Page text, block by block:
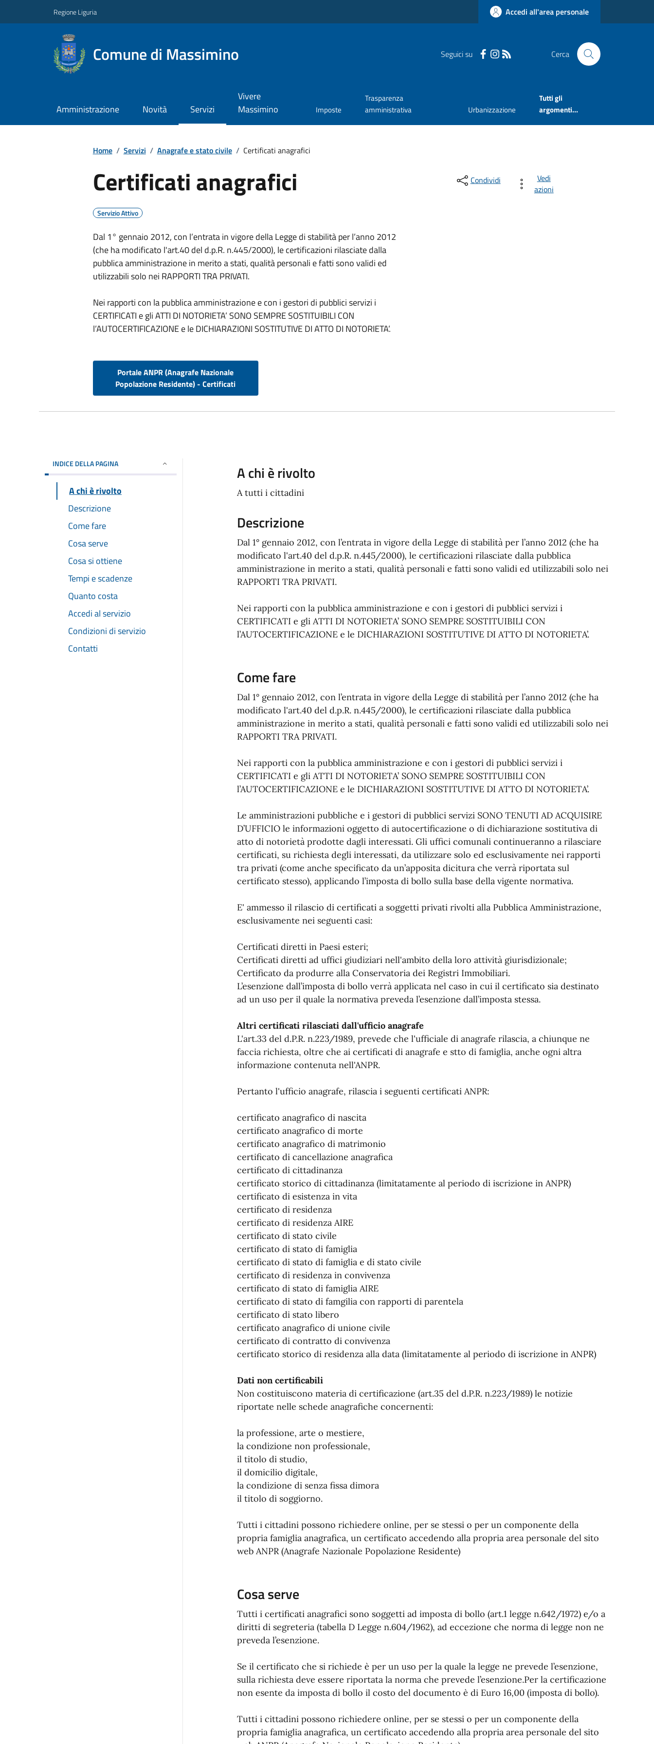
Regione Liguria Accedi all'area personale
Comune di Massimino Seguici su Cerca
Amministrazione Novità Servizi
Vivere
Massimino
Imposte
Trasparenza
amministrativa
Urbanizzazione
Tutti gli
argomenti...
Home / Servizi / Anagrafe e stato civile / Certificati anagrafici
Certificati anagrafici
Servizio Attivo
Dal 1° gennaio 2012, con l’entrata in vigore della Legge di stabilità per l’anno 2012
(che ha modificato l'art.40 del d.p.R. n.445/2000), le certificazioni rilasciate dalla
pubblica amministrazione in merito a stati, qualità personali e fatti sono validi ed
utilizzabili solo nei RAPPORTI TRA PRIVATI.
Nei rapporti con la pubblica amministrazione e con i gestori di pubblici servizi i
CERTIFICATI e gli ATTI DI NOTORIETA’ SONO SEMPRE SOSTITUIBILI CON
l’AUTOCERTIFICAZIONE e le DICHIARAZIONI SOSTITUTIVE DI ATTO DI NOTORIETA’.
Portale ANPR (Anagrafe Nazionale
Popolazione Residente) - Certificati
Condividi
Vedi
azioni
INDICE DELLA PAGINA
A chi è rivolto
Descrizione
Come fare
Cosa serve
Cosa si ottiene
Tempi e scadenze
Quanto costa
Accedi al servizio
Condizioni di servizio
Contatti
A chi è rivolto
A tutti i cittadini
Descrizione
Dal 1° gennaio 2012, con l’entrata in vigore della Legge di stabilità per l’anno 2012 (che ha
modificato l'art.40 del d.p.R. n.445/2000), le certificazioni rilasciate dalla pubblica
amministrazione in merito a stati, qualità personali e fatti sono validi ed utilizzabili solo nei
RAPPORTI TRA PRIVATI.
Nei rapporti con la pubblica amministrazione e con i gestori di pubblici servizi i
CERTIFICATI e gli ATTI DI NOTORIETA’ SONO SEMPRE SOSTITUIBILI CON
l’AUTOCERTIFICAZIONE e le DICHIARAZIONI SOSTITUTIVE DI ATTO DI NOTORIETA’.
Come fare
Dal 1° gennaio 2012, con l’entrata in vigore della Legge di stabilità per l’anno 2012 (che ha
modificato l'art.40 del d.p.R. n.445/2000), le certificazioni rilasciate dalla pubblica
amministrazione in merito a stati, qualità personali e fatti sono validi ed utilizzabili solo nei
RAPPORTI TRA PRIVATI.
Nei rapporti con la pubblica amministrazione e con i gestori di pubblici servizi i
CERTIFICATI e gli ATTI DI NOTORIETA’ SONO SEMPRE SOSTITUIBILI CON
l’AUTOCERTIFICAZIONE e le DICHIARAZIONI SOSTITUTIVE DI ATTO DI NOTORIETA’.
Le amministrazioni pubbliche e i gestori di pubblici servizi SONO TENUTI AD ACQUISIRE
D’UFFICIO le informazioni oggetto di autocertificazione o di dichiarazione sostitutiva di
atto di notorietà prodotte dagli interessati. Gli uffici comunali continueranno a rilasciare
certificati, su richiesta degli interessati, da utilizzare solo ed esclusivamente nei rapporti
tra privati (come anche specificato da un’apposita dicitura che verrà riportata sul
certificato stesso), applicando l’imposta di bollo sulla base della vigente normativa.
E' ammesso il rilascio di certificati a soggetti privati rivolti alla Pubblica Amministrazione,
esclusivamente nei seguenti casi:
Certificati diretti in Paesi esteri;
Certificati diretti ad uffici giudiziari nell'ambito della loro attività giurisdizionale;
Certificato da produrre alla Conservatoria dei Registri Immobiliari.
L’esenzione dall’imposta di bollo verrà applicata nel caso in cui il certificato sia destinato
ad un uso per il quale la normativa preveda l’esenzione dall’imposta stessa.
Altri certificati rilasciati dall'ufficio anagrafe
L'art.33 del d.P.R. n.223/1989, prevede che l'ufficiale di anagrafe rilascia, a chiunque ne
faccia richiesta, oltre che ai certificati di anagrafe e stto di famiglia, anche ogni altra
informazione contenuta nell'ANPR.
Pertanto l'ufficio anagrafe, rilascia i seguenti certificati ANPR:
certificato anagrafico di nascita
certificato anagrafico di morte
certificato anagrafico di matrimonio
certificato di cancellazione anagrafica
certificato di cittadinanza
certificato storico di cittadinanza (limitatamente al periodo di iscrizione in ANPR)
certificato di esistenza in vita
certificato di residenza
certificato di residenza AIRE
certificato di stato civile
certificato di stato di famiglia
certificato di stato di famiglia e di stato civile
certificato di residenza in convivenza
certificato di stato di famiglia AIRE
certificato di stato di famgilia con rapporti di parentela
certificato di stato libero
certificato anagrafico di unione civile
certificato di contratto di convivenza
certificato storico di residenza alla data (limitatamente al periodo di iscrizione in ANPR)
Dati non certificabili
Non costituiscono materia di certificazione (art.35 del d.P.R. n.223/1989) le notizie
riportate nelle schede anagrafiche concernenti:
la professione, arte o mestiere,
la condizione non professionale,
il titolo di studio,
il domicilio digitale,
la condizione di senza fissa dimora
il titolo di soggiorno.
Tutti i cittadini possono richiedere online, per se stessi o per un componente della
propria famiglia anagrafica, un certificato accedendo alla propria area personale del sito
web ANPR (Anagrafe Nazionale Popolazione Residente)
Cosa serve
Tutti i certificati anagrafici sono soggetti ad imposta di bollo (art.1 legge n.642/1972) e/o a
diritti di segreteria (tabella D Legge n.604/1962), ad eccezione che norma di legge non ne
preveda l’esenzione.
Se il certificato che si richiede è per un uso per la quale la legge ne prevede l’esenzione,
sulla richiesta deve essere riportata la norma che prevede l’esenzione.Per la certificazione
non esente da imposta di bollo il costo del documento è di Euro 16,00 (imposta di bollo).
Tutti i cittadini possono richiedere online, per se stessi o per un componente della
propria famiglia anagrafica, un certificato accedendo alla propria area personale del sito